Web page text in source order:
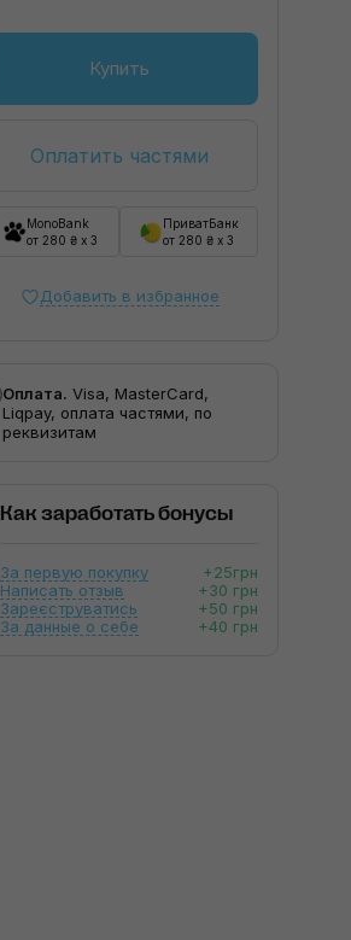
Купить
Оплатить частями
MonoBank
от 280 ₴ x 3
ПриватБанк
от 280 ₴ x 3
Добавить в избранное
Оплата. Visa, MasterCard,
Liqpay, оплата частями, по
реквизитам
Как заработать бонусы
За первую покупку
+25грн
Написать отзыв
+30 грн
Зареєструватись
+50 грн
За данные о себе
+40 грн